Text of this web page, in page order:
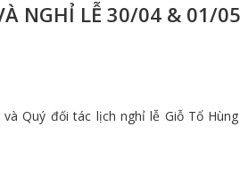
NGHỈ LỄ 30/04 & 01/
Quý đối tác lịch nghỉ lễ Giỗ Tổ